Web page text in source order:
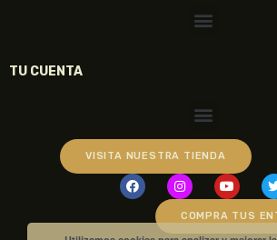
TU CUENTA
VISITA NUESTRA TIENDA
COMPRA TUS